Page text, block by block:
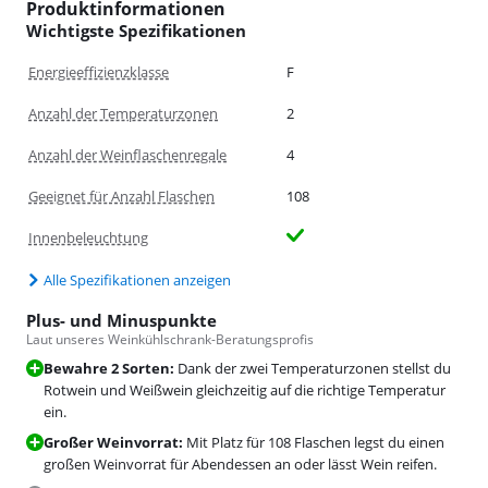
Produktinformationen
Wichtigste Spezifikationen
Energieeffizienzklasse F
Anzahl der Temperaturzonen 2
Anzahl der Weinflaschenregale 4
Geeignet für Anzahl Flaschen 108
Innenbeleuchtung
Alle Spezifikationen anzeigen
Plus- und Minuspunkte
Laut unseres Weinkühlschrank-Beratungsprofis
Bewahre 2 Sorten: Dank der zwei Temperaturzonen stellst du
Rotwein und Weißwein gleichzeitig auf die richtige Temperatur
ein.
Großer Weinvorrat: Mit Platz für 108 Flaschen legst du einen
großen Weinvorrat für Abendessen an oder lässt Wein reifen.